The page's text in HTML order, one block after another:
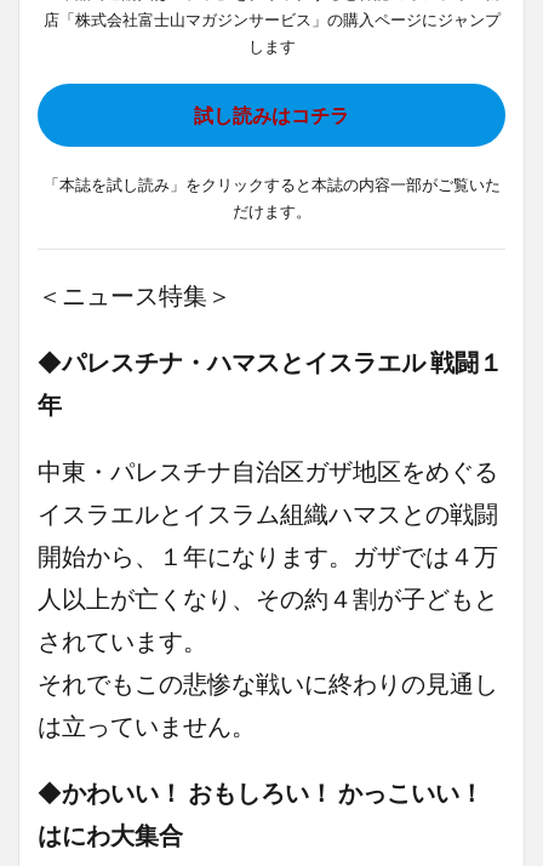
店「株式会社富士山マガジンサービス」の購入ページにジャンプ
します
試し読みはコチラ
「本誌を試し読み」をクリックすると本誌の内容一部がご覧いた
だけます。
＜ニュース特集＞
◆パレスチナ・ハマスとイスラエル 戦闘１
年
中東・パレスチナ自治区ガザ地区をめぐる
イスラエルとイスラム組織ハマスとの戦闘
開始から、１年になります。ガザでは４万
人以上が亡くなり、その約４割が子どもと
されています。
それでもこの悲惨な戦いに終わりの見通し
は立っていません。
◆かわいい！ おもしろい！ かっこいい！
はにわ大集合